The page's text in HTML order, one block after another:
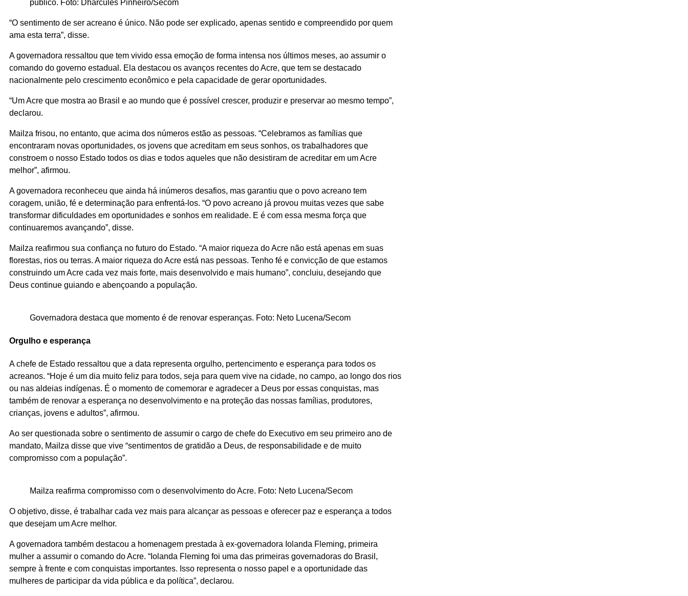
público. Foto: Dhárcules Pinheiro/Secom
“O sentimento de ser acreano é único. Não pode ser explicado, apenas sentido e compreendido por quem
ama esta terra”, disse.
A governadora ressaltou que tem vivido essa emoção de forma intensa nos últimos meses, ao assumir o
comando do governo estadual. Ela destacou os avanços recentes do Acre, que tem se destacado
nacionalmente pelo crescimento econômico e pela capacidade de gerar oportunidades.
“Um Acre que mostra ao Brasil e ao mundo que é possível crescer, produzir e preservar ao mesmo tempo”,
declarou.
Mailza frisou, no entanto, que acima dos números estão as pessoas. “Celebramos as famílias que
encontraram novas oportunidades, os jovens que acreditam em seus sonhos, os trabalhadores que
constroem o nosso Estado todos os dias e todos aqueles que não desistiram de acreditar em um Acre
melhor”, afirmou.
A governadora reconheceu que ainda há inúmeros desafios, mas garantiu que o povo acreano tem
coragem, união, fé e determinação para enfrentá-los. “O povo acreano já provou muitas vezes que sabe
transformar dificuldades em oportunidades e sonhos em realidade. E é com essa mesma força que
continuaremos avançando”, disse.
Mailza reafirmou sua confiança no futuro do Estado. “A maior riqueza do Acre não está apenas em suas
florestas, rios ou terras. A maior riqueza do Acre está nas pessoas. Tenho fé e convicção de que estamos
construindo um Acre cada vez mais forte, mais desenvolvido e mais humano”, concluiu, desejando que
Deus continue guiando e abençoando a população.
Governadora destaca que momento é de renovar esperanças. Foto: Neto Lucena/Secom
Orgulho e esperança
A chefe de Estado ressaltou que a data representa orgulho, pertencimento e esperança para todos os
acreanos. “Hoje é um dia muito feliz para todos, seja para quem vive na cidade, no campo, ao longo dos rios
ou nas aldeias indígenas. É o momento de comemorar e agradecer a Deus por essas conquistas, mas
também de renovar a esperança no desenvolvimento e na proteção das nossas famílias, produtores,
crianças, jovens e adultos”, afirmou.
Ao ser questionada sobre o sentimento de assumir o cargo de chefe do Executivo em seu primeiro ano de
mandato, Mailza disse que vive “sentimentos de gratidão a Deus, de responsabilidade e de muito
compromisso com a população”.
Mailza reafirma compromisso com o desenvolvimento do Acre. Foto: Neto Lucena/Secom
O objetivo, disse, é trabalhar cada vez mais para alcançar as pessoas e oferecer paz e esperança a todos
que desejam um Acre melhor.
A governadora também destacou a homenagem prestada à ex-governadora Iolanda Fleming, primeira
mulher a assumir o comando do Acre. “Iolanda Fleming foi uma das primeiras governadoras do Brasil,
sempre à frente e com conquistas importantes. Isso representa o nosso papel e a oportunidade das
mulheres de participar da vida pública e da política”, declarou.